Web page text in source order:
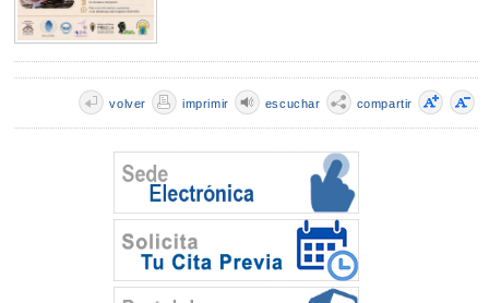
compartir
escuchar
imprimir
volver